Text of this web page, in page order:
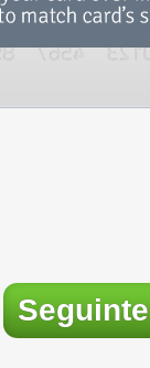
Seguinte